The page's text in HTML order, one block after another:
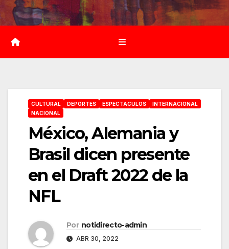
Saltar
al
contenido
CULTURAL DEPORTES ESPECTACULOS
INTERNACIONAL
NACIONAL
México, Alemania y
Brasil dicen presente
en el Draft 2022 de la
NFL
Por notidirecto-admin
ABR 30, 2022